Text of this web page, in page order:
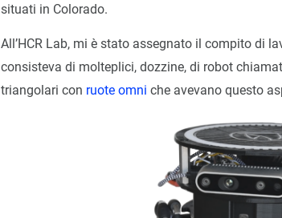
situati in Colorado.
All’HCR Lab, mi è stato assegnato il compito di
consisteva di molteplici, dozzine, di robot
triangolari con ruote omni che avevano questo